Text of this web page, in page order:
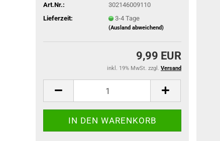
Art.Nr.:
302146009110
Lieferzeit:
3-4 Tage
(Ausland abweichend)
9,99 EUR
inkl. 19% MwSt. zzgl. Versand